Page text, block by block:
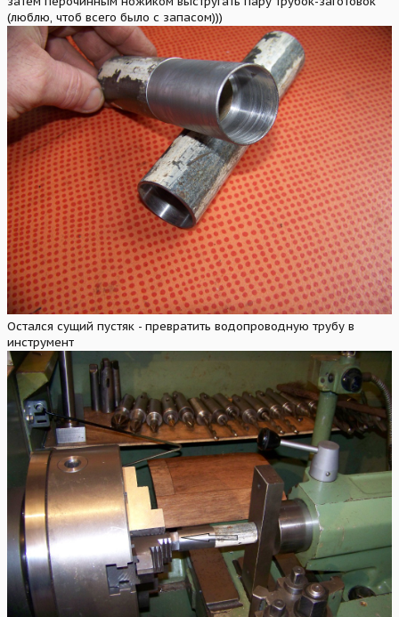
(люблю, чтоб всего было с запасом)))
Остался сущий пустяк - превратить водопроводную трубу в
инструмент